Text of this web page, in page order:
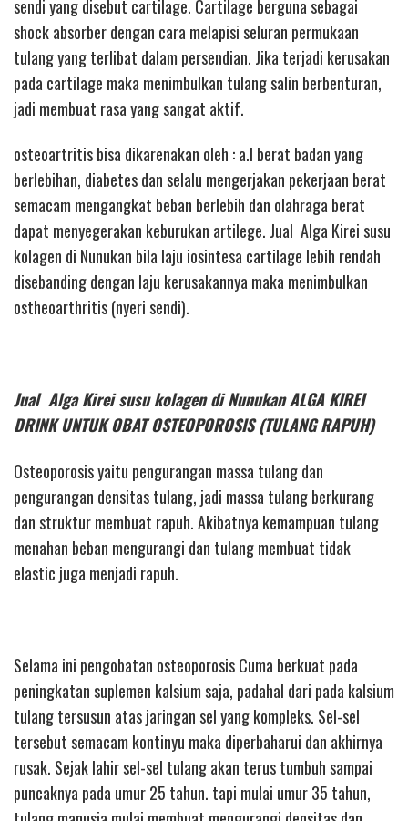
sendi yang disebut cartilage. Cartilage berguna sebagai
shock absorber dengan cara melapisi seluran permukaan
tulang yang terlibat dalam persendian. Jika terjadi kerusakan
pada cartilage maka menimbulkan tulang salin berbenturan,
jadi membuat rasa yang sangat aktif.
osteoartritis bisa dikarenakan oleh : a.l berat badan yang
berlebihan, diabetes dan selalu mengerjakan pekerjaan berat
semacam mengangkat beban berlebih dan olahraga berat
dapat menyegerakan keburukan artilege. Jual Alga Kirei susu
kolagen di Nunukan bila laju iosintesa cartilage lebih rendah
disebanding dengan laju kerusakannya maka menimbulkan
ostheoarthritis (nyeri sendi).
Jual Alga Kirei susu kolagen di Nunukan ALGA KIREI
DRINK UNTUK OBAT OSTEOPOROSIS (TULANG RAPUH)
Osteoporosis yaitu pengurangan massa tulang dan
pengurangan densitas tulang, jadi massa tulang berkurang
dan struktur membuat rapuh. Akibatnya kemampuan tulang
menahan beban mengurangi dan tulang membuat tidak
elastic juga menjadi rapuh.
Selama ini pengobatan osteoporosis Cuma berkuat pada
peningkatan suplemen kalsium saja, padahal dari pada kalsium
tulang tersusun atas jaringan sel yang kompleks. Sel-sel
tersebut semacam kontinyu maka diperbaharui dan akhirnya
rusak. Sejak lahir sel-sel tulang akan terus tumbuh sampai
puncaknya pada umur 25 tahun. tapi mulai umur 35 tahun,